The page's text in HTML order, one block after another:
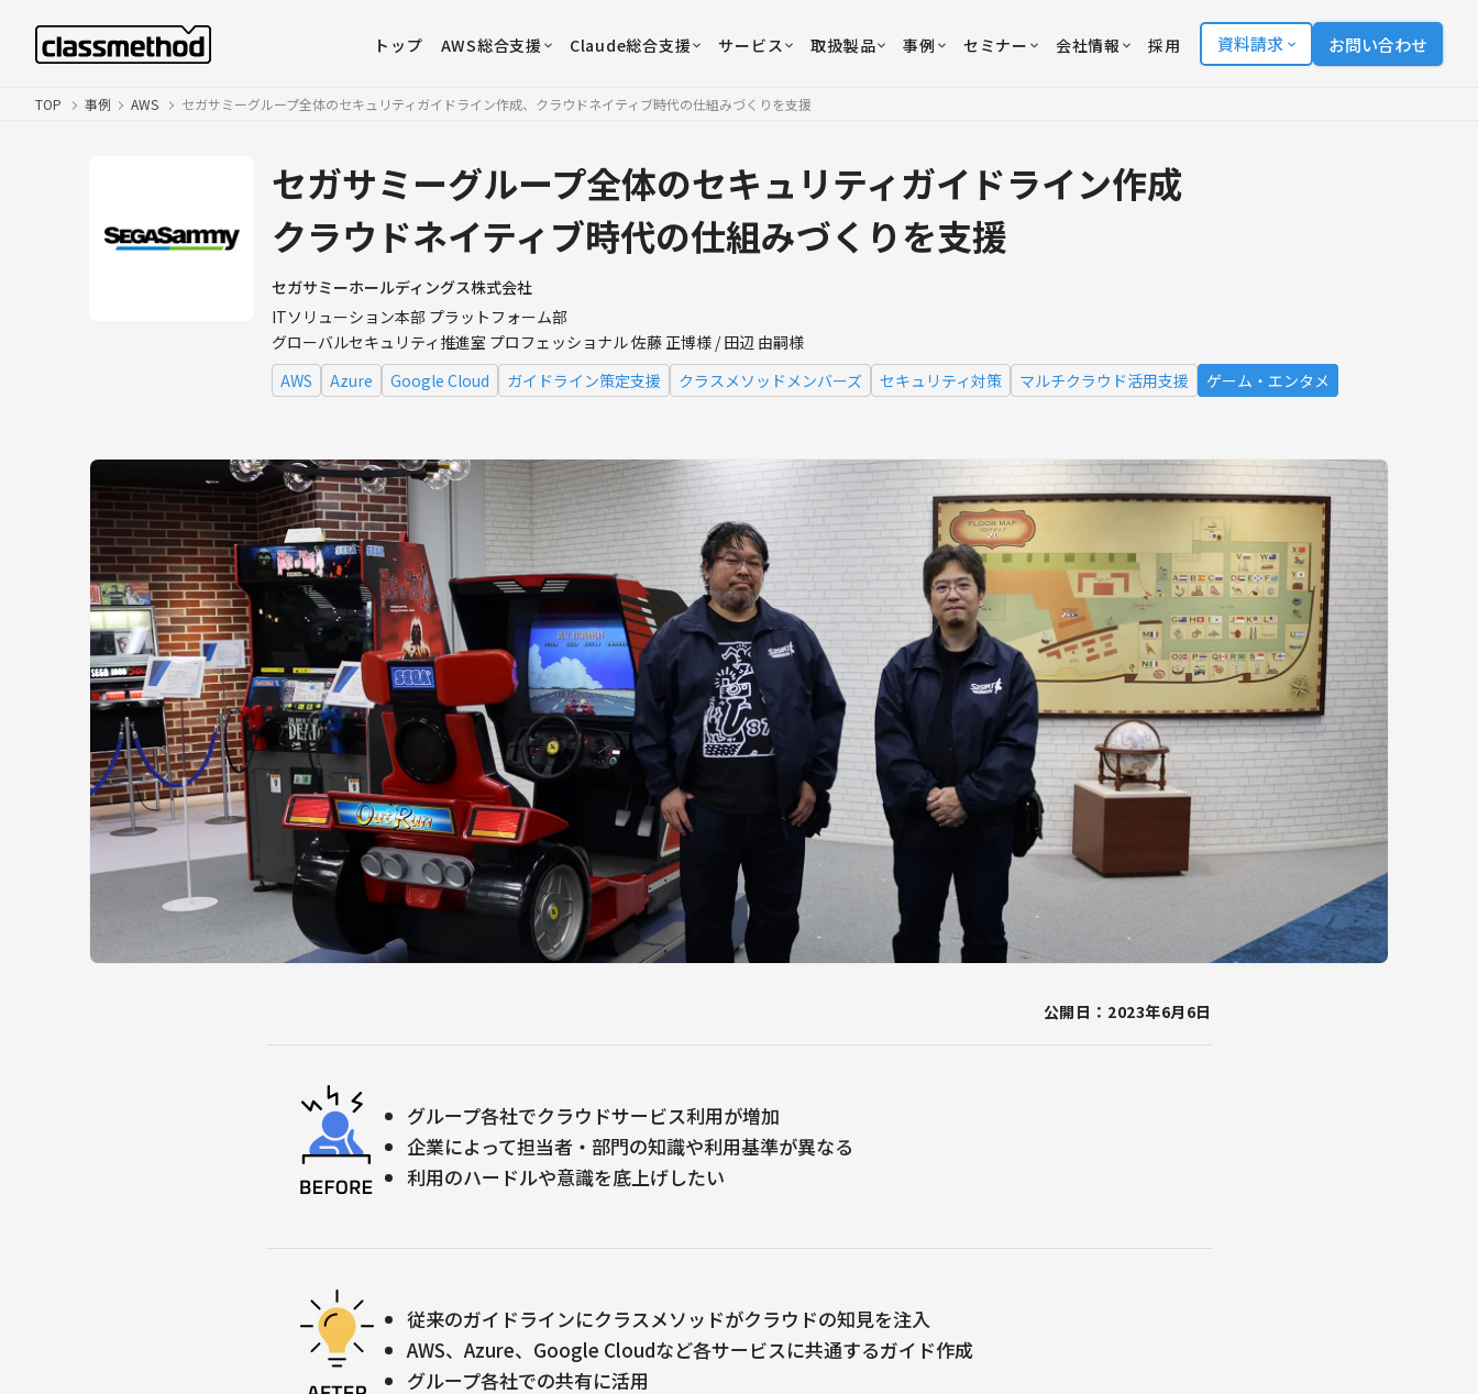
トップ AWS総合支援 Claude総合支援 サービス 取扱製品 事例 セミナー 会社情報 採用 資料請求 お問い合わせ
TOP 事例 AWS セガサミーグループ全体のセキュリティガイドライン作成、クラウドネイティブ時代の仕組みづくりを支援
セガサミーグループ全体のセキュリティガイドライン作成
クラウドネイティブ時代の仕組みづくりを支援
セガサミーホールディングス株式会社
ITソリューション本部 プラットフォーム部
グローバルセキュリティ推進室 プロフェッショナル 佐藤 正博様 / 田辺 由嗣様
AWS
Azure Google Cloud ガイドライン策定支援 クラスメソッドメンバーズ セキュリティ対策 マルチクラウド活用支援 ゲーム・エンタメ
公開日：2023年6月6日
グループ各社でクラウドサービス利用が増加
企業によって担当者・部門の知識や利用基準が異なる
利用のハードルや意識を底上げしたい
従来のガイドラインにクラスメソッドがクラウドの知見を注入
AWS、Azure、Google Cloudなど各サービスに共通するガイド作成
グループ各社での共有に活用